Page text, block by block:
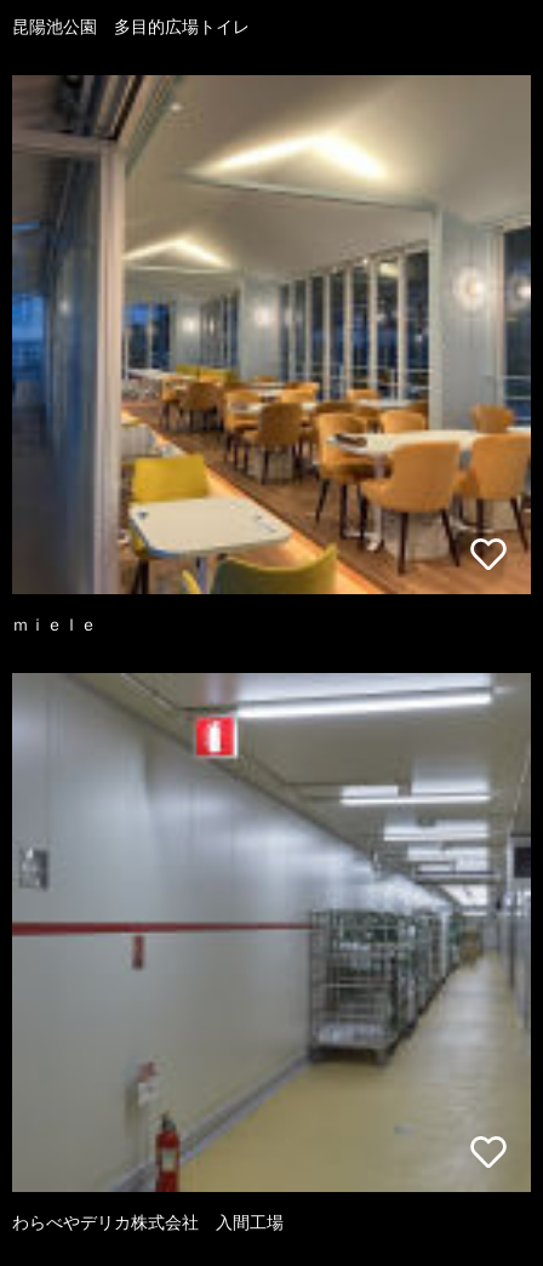
昆陽池公園 多目的広場トイレ
ｍｉｅｌｅ
わらべやデリカ株式会社 入間工場